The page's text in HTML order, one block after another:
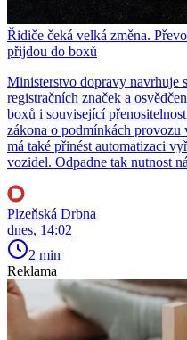
Řidiče čeká velká změna.
přijdou do boxů
Ministerstvo dopravy navrhuje
registračních značek a
boxů i související
zákona o podmínkách
má také přinést automatizaci
vozidel. Odpadne tak nutnost
Plzeňská Drbna
dnes, 14:02
2 min
Reklama